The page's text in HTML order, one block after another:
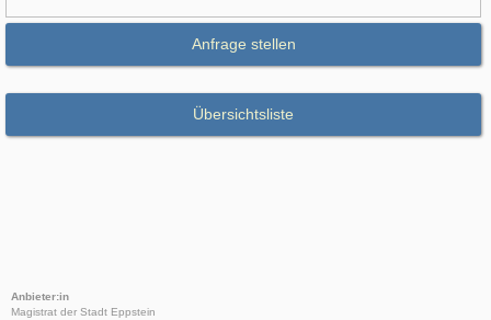
Anfrage stellen
Übersichtsliste
Anbieter:in
Magistrat der Stadt Eppstein